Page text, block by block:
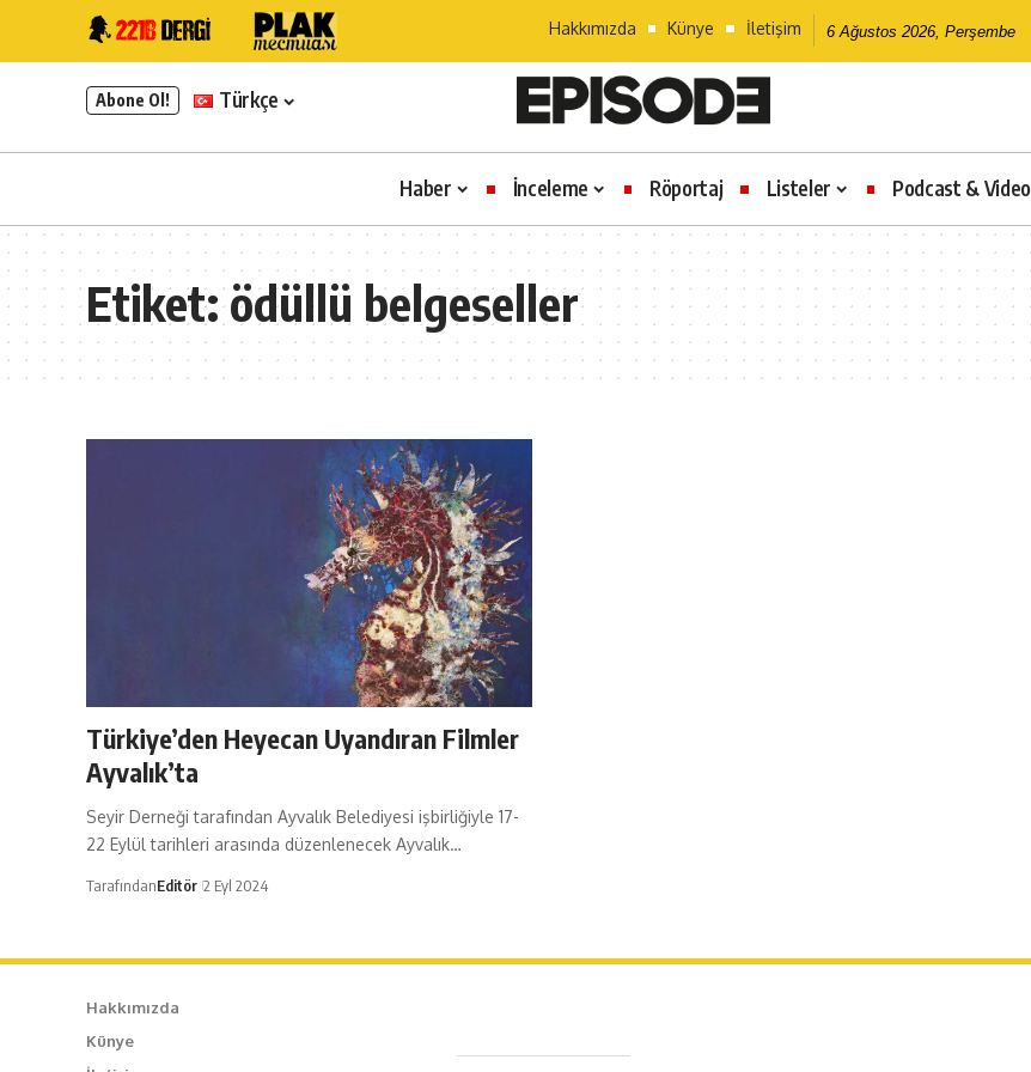
Hakkımızda Künye İletişim 6 Ağustos 2026, Perşembe
Abone Ol! Türkçe
Haber İnceleme Röportaj Listeler Podcast & Video
Etiket:ödüllü belgeseller
Türkiye’den Heyecan Uyandıran Filmler
Ayvalık’ta
Seyir Derneği tarafından Ayvalık Belediyesi işbirliğiyle 17-
22 Eylül tarihleri arasında düzenlenecek Ayvalık…
TarafındanEditör 2 Eyl 2024
Hakkımızda
Künye
Caferağa Mah. Dr. Şakir Paşa Sok. No3/A Kadıköy İstanbul